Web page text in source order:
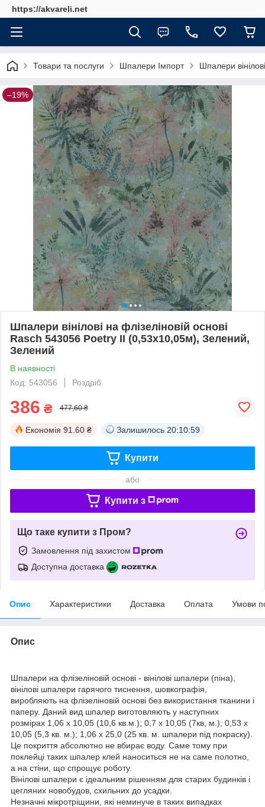
https://akvareli.net
Товари та послуги Шпалери Імпорт Шпалери
–19%
Шпалери вінілові на флізеліновій основі
Rasch 543056 Poetry II (0,53х10,05м), Зелений,
Зелений
В наявності
Код: 543056
Роздріб
386 ₴ 477,60 ₴
Економія 91.60 ₴ Залишилось 20:10:58
Купити
або
Купити з
Що таке купити з Пром?
Замовлення під захистом
Доступна доставка
Опис Характеристики Доставка Оплата Умови
Опис
Шпалери на флізеліновій основі - вінілові шпалери (піна),
вінілові шпалери гарячого тиснення, шовкографія,
виробляють на флізеліновій основі без використання тканини і
паперу. Даний вид шпалер виготовляють у наступних
розмірах 1,06 х 10,05 (10,6 кв.м.); 0,7 х 10,05 (7кв, м.); 0,53 х
10,05 (5,3 кв. м.); 1,06 х 25,0 (25 кв. м. шпалери під покраску).
Це покриття абсолютно не вбирає воду. Саме тому при
поклейці таких шпалер клей наноситься не на саме полотно,
а на стіни, що спрощує роботу.
Вінілові шпалери є ідеальним рішенням для старих будинків і
цегляних новобудов, схильних до усадки.
Незначні мікротріщини, які неминуче в таких випадках